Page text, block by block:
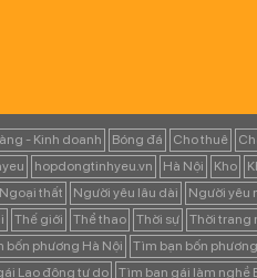
- Kinh doanh Bóng đá Cho thuê
hopdongtinhyeu.vn Hà Nội Kho
Ngoại thất Người yêu lâu dài Người yêu
Thế giới Thể thao Thời sự Thời trang
bốn phương Hà Nội Tìm bạn bốn
Lao động tự do Tìm bạn gái làm nghề